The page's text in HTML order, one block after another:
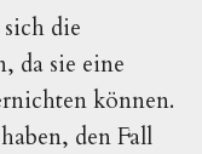
die
da sie eine
können.
den Fall